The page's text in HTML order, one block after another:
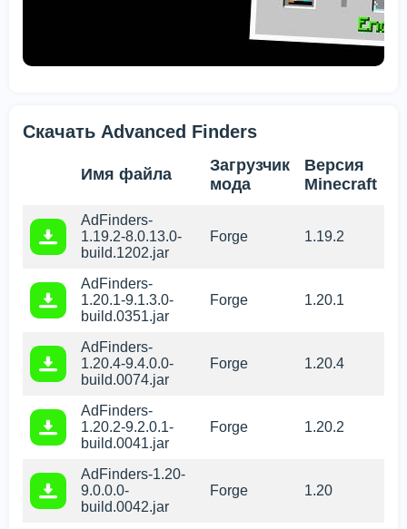
Скачать Advanced Finders
Имя файла
Загрузчик
мода
Версия
Minecraft
AdFinders-
1.19.2-8.0.13.0-
build.1202.jar
Forge 1.19.2
AdFinders-
1.20.1-9.1.3.0-
build.0351.jar
Forge 1.20.1
AdFinders-
1.20.4-9.4.0.0-
build.0074.jar
Forge 1.20.4
AdFinders-
1.20.2-9.2.0.1-
build.0041.jar
Forge 1.20.2
AdFinders-1.20-
9.0.0.0-
build.0042.jar
Forge 1.20